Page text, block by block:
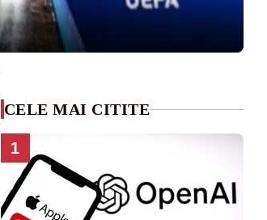
CELE MAI CITITE
1